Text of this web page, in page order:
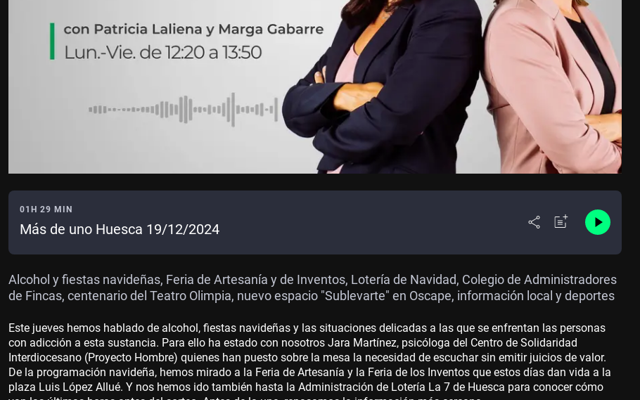
01H 29 MIN
Más de uno Huesca 19/12/2024
Alcohol y fiestas navideñas, Feria de Artesanía y de Inventos, Lotería de Navidad, Colegio de Administradores
de Fincas, centenario del Teatro Olimpia, nuevo espacio "Sublevarte" en Oscape, información local y deportes
Este jueves hemos hablado de alcohol, fiestas navideñas y las situaciones delicadas a las que se enfrentan las personas
con adicción a esta sustancia. Para ello ha estado con nosotros Jara Martínez, psicóloga del Centro de Solidaridad
Interdiocesano (Proyecto Hombre) quienes han puesto sobre la mesa la necesidad de escuchar sin emitir juicios de valor.
De la programación navideña, hemos mirado a la Feria de Artesanía y la Feria de los Inventos que estos días dan vida a la
plaza Luis López Allué. Y nos hemos ido también hasta la Administración de Lotería La 7 de Huesca para conocer cómo